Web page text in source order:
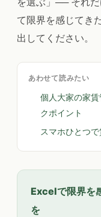
て限界を感じてき
出してください。
あわせて読みたい
個人大家の家
クポイント
スマホひとつ
Excelで限界を
を